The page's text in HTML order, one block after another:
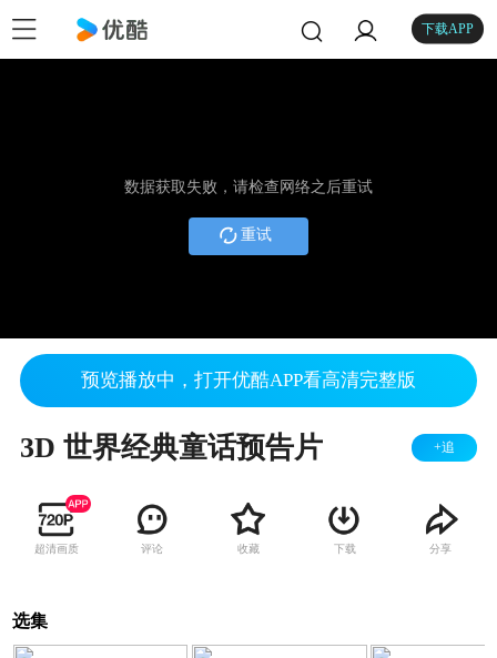
下载APP
数据获取失败，请检查网络之后重试
重试
预览播放中，打开优酷APP看高清完整版
3D 世界经典童话预告片 +追
超清画质 评论 收藏 下载 分享
选集